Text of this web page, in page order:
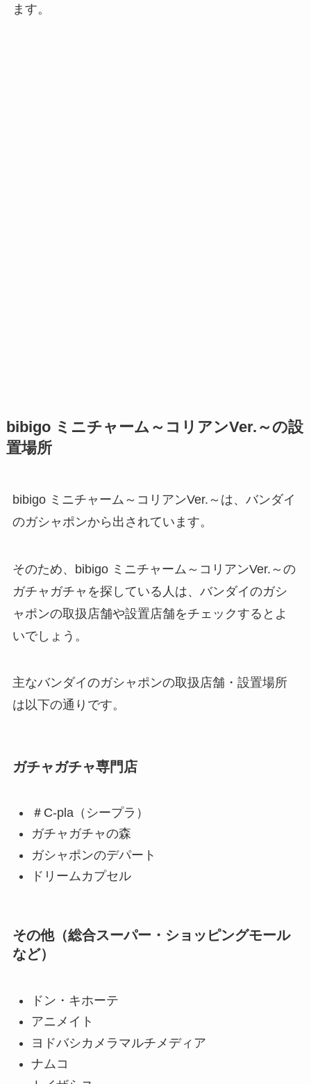
ます。
bibigo ミニチャーム～コリアンVer.～の設
置場所
bibigo ミニチャーム～コリアンVer.～は、バンダイ
のガシャポンから出されています。
そのため、bibigo ミニチャーム～コリアンVer.～の
ガチャガチャを探している人は、バンダイのガシ
ャポンの取扱店舗や設置店舗をチェックするとよ
いでしょう。
主なバンダイのガシャポンの取扱店舗・設置場所
は以下の通りです。
ガチャガチャ専門店
＃C-pla（シープラ）
ガチャガチャの森
ガシャポンのデパート
ドリームカプセル
その他（総合スーパー・ショッピングモール
など）
ドン・キホーテ
アニメイト
ヨドバシカメラマルチメディア
ナムコ